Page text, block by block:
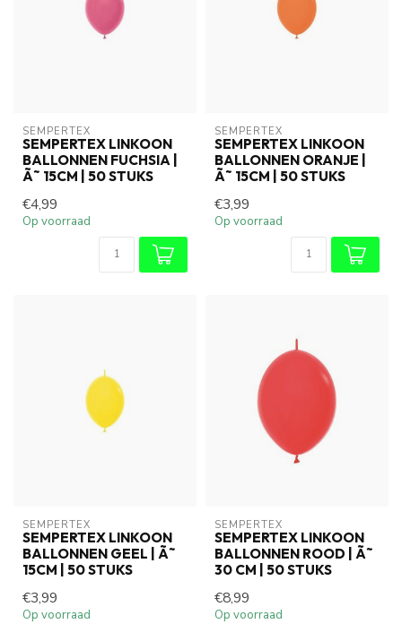
SEMPERTEX
SEMPERTEX LINKOON
BALLONNEN FUCHSIA |
Ã˜ 15CM | 50 STUKS
€4,99
Op voorraad
SEMPERTEX
SEMPERTEX LINKOON
BALLONNEN ORANJE |
Ã˜ 15CM | 50 STUKS
€3,99
Op voorraad
SEMPERTEX
SEMPERTEX LINKOON
BALLONNEN GEEL | Ã˜
15CM | 50 STUKS
€3,99
Op voorraad
SEMPERTEX
SEMPERTEX LINKOON
BALLONNEN ROOD | Ã˜
30 CM | 50 STUKS
€8,99
Op voorraad